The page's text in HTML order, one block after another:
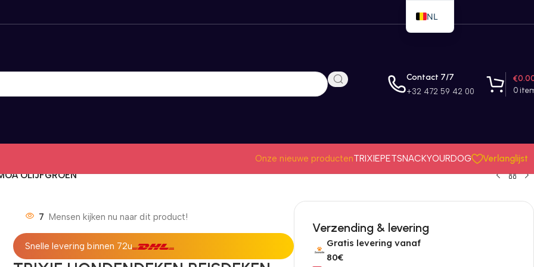
Contact 7/7
+32 472 59 42 00 0
€
Onze nieuwe productenTRIXIEPETSNACKYOURDOG
Verlanglijst
OLIJFGROEN
7 Mensen kijken nu naar dit product!
Snelle levering binnen 72u
Verzending & levering
Gratis levering vanaf
80€
NL
EN